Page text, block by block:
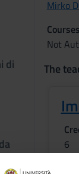
di
Mirko
Not
The
6